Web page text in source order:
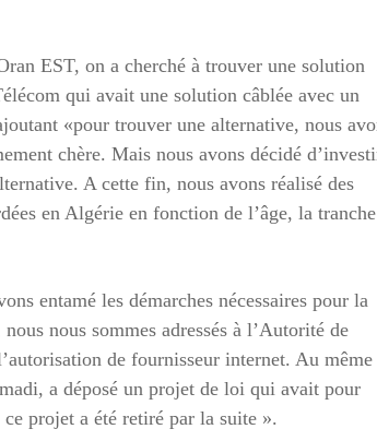
EST, on a cherché à trouver une solution
qui avait une solution câblée avec un
«pour trouver une alternative, nous
chère. Mais nous avons décidé
A cette fin, nous avons réalisé des
en Algérie en fonction de l’âge, la tranche
entamé les démarches nécessaires pour la
nous sommes adressés à l’Autorité de
de fournisseur internet. Au même
a déposé un projet de loi qui avait pour
projet a été retiré par la suite ».